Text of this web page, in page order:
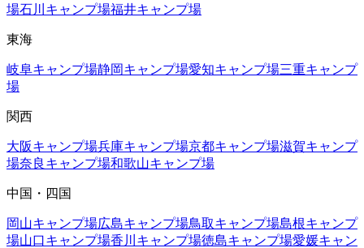
場石川 キャンプ場福井キャンプ場
東海
岐阜キャンプ場静岡キャンプ場愛知キャンプ場三重キャンプ
場
関西
大阪キャンプ場兵庫キャンプ場京都キャンプ場滋賀キャンプ
場奈良 キャンプ場和歌山キャンプ場
中国・四国
岡山キャンプ場広島キャンプ場鳥取キャンプ場島根キャンプ
場山口キャンプ場香川 キャンプ場徳島キャンプ場愛媛キャン